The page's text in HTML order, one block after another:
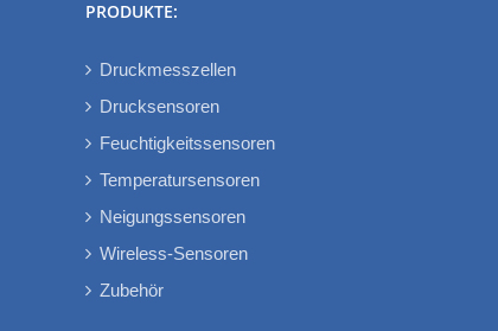
PRODUKTE:
Druckmesszellen
Drucksensoren
Feuchtigkeitssensoren
Temperatursensoren
Neigungssensoren
Wireless-Sensoren
Zubehör